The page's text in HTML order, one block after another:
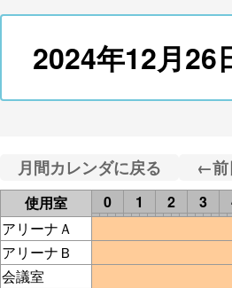
2024年12月26
月間カレンダに戻る ←前
使用室 0 1 2 3
アリーナＡ
アリーナＢ
会議室